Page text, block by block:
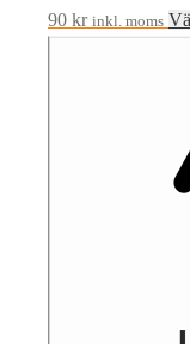
90 kr inkl. moms